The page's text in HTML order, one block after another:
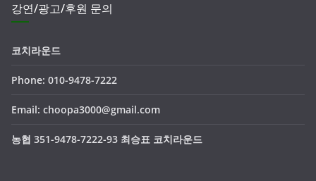
강연/광고/후원 문의
코치라운드
Phone: 010-9478-7222
Email: choopa3000@gmail.com
농협 351-9478-7222-93 최승표 코치라운드